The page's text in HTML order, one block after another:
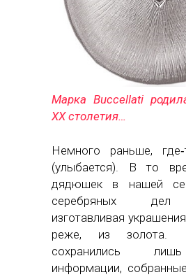
Марка Buccellati
ХХ столетия…
Немного раньше,
(улыбается). В то
дядюшек в нашей
серебряных дел
изготавливая
реже, из
сохранились
информации,